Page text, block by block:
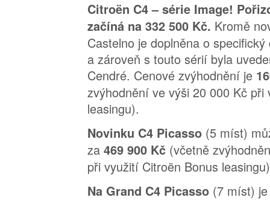
Citroën C4 – série Image!
začíná na 332 500 Kč. Kromě
Castelno je doplněna o
a zároveň s touto sérií byla
Cendré. Cenové zvýhodnění je
zvýhodnění ve výši 20 000 Kč při
leasingu).
Novinku C4 Picasso (5 míst)
za 469 900 Kč (včetně
při využití Citroën Bonus
Na Grand C4 Picasso (7 míst)